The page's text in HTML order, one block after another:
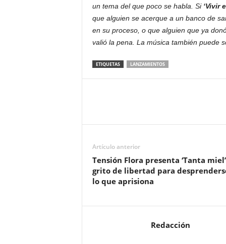
un tema del que poco se habla. Si ‘Vivir
que alguien se acerque a un banco de
en su proceso, o que alguien que ya
valió la pena. La música también puede
ETIQUETAS LANZAMIENTOS
Artículo anterior
Tensión Flora presenta ‘Tanta
grito de libertad para
lo que aprisiona
Redacción